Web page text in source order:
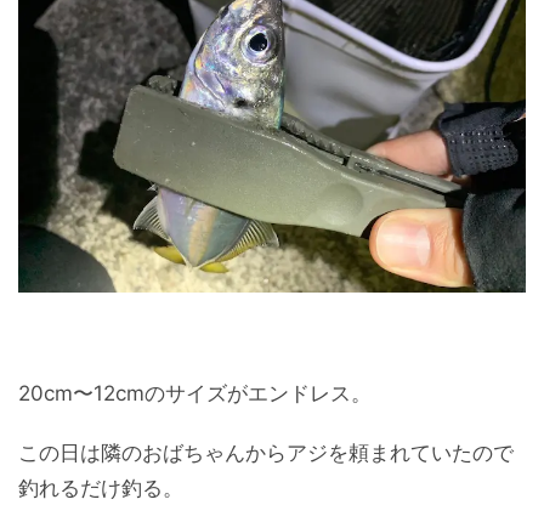
20cm〜12cmのサイズがエンドレス。
この日は隣のおばちゃんからアジを頼まれていたので
釣れるだけ釣る。